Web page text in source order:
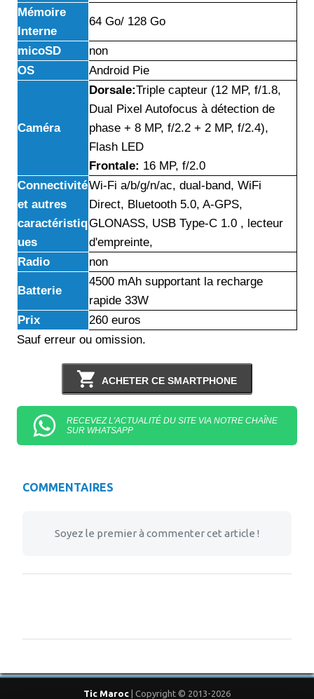
Mémoire
Interne
64 Go/ 128 Go
micoSD
non
OS
Android Pie
Caméra
Dorsale:Triple capteur (12 MP, f/1.8,
Dual Pixel Autofocus à détection de
phase + 8 MP, f/2.2 + 2 MP, f/2.4),
Flash LED
Frontale: 16 MP, f/2.0
Connectivité
et autres
caractéristiq
ues
Wi-Fi a/b/g/n/ac, dual-band, WiFi
Direct, Bluetooth 5.0, A-GPS,
GLONASS, USB Type-C 1.0 , lecteur
d'empreinte,
Radio
non
Batterie
4500 mAh supportant la recharge
rapide 33W
Prix
260 euros
Sauf erreur ou omission.
ACHETER CE SMARTPHONE
RECEVEZ L'ACTUALITÉ DU SITE VIA NOTRE CHAÎNE
SUR WHATSAPP
COMMENTAIRES
Soyez le premier à commenter cet article !
Tic Maroc | Copyright © 2013-2026